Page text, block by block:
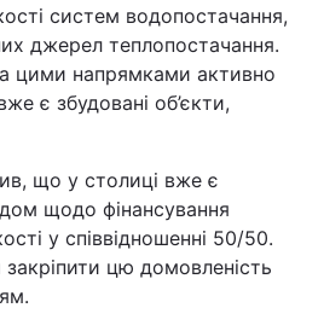
систем водопостачання,
джерел теплопостачання.
цими напрямками активно
є збудовані об’єкти,
що у столиці вже є
щодо фінансування
у співвідношенні 50/50.
закріпити цю домовленість